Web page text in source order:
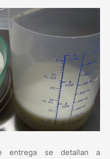
entrega se detallan a